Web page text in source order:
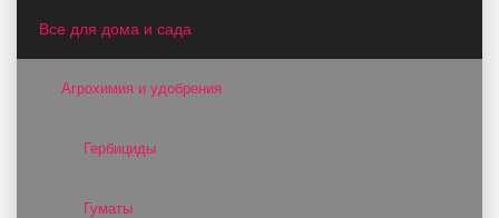
Все для дома и сада
Агрохимия и удобрения
Гербициды
Гуматы